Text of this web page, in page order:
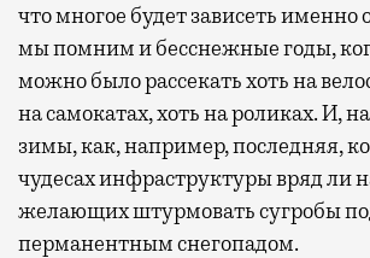
что многое будет зависеть именно
мы помним и бесснежные годы,
можно было рассекать хоть на
на самокатах, хоть на роликах. И,
зимы, как, например, последняя,
чудесах инфраструктуры вряд ли
желающих штурмовать сугробы
перманентным снегопадом.